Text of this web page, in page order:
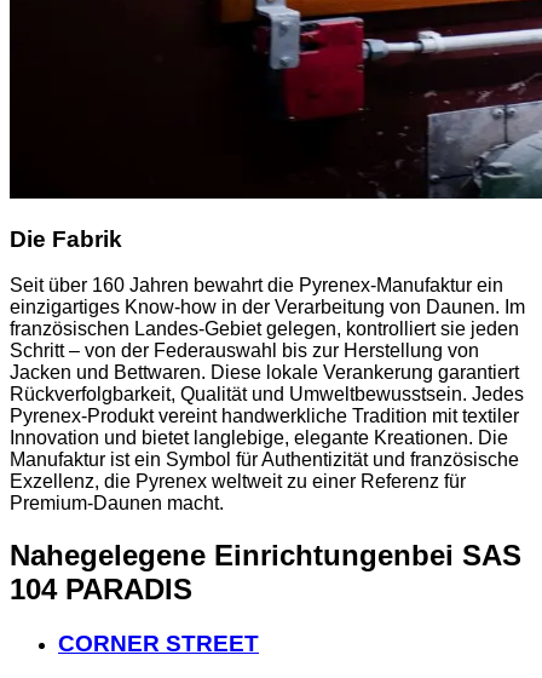
Die Fabrik
Seit über 160 Jahren bewahrt die Pyrenex-Manufaktur ein
einzigartiges Know-how in der Verarbeitung von Daunen. Im
französischen Landes-Gebiet gelegen, kontrolliert sie jeden
Schritt – von der Federauswahl bis zur Herstellung von
Jacken und Bettwaren. Diese lokale Verankerung garantiert
Rückverfolgbarkeit, Qualität und Umweltbewusstsein. Jedes
Pyrenex-Produkt vereint handwerkliche Tradition mit textiler
Innovation und bietet langlebige, elegante Kreationen. Die
Manufaktur ist ein Symbol für Authentizität und französische
Exzellenz, die Pyrenex weltweit zu einer Referenz für
Premium-Daunen macht.
Nahegelegene Einrichtungenbei SAS
104 PARADIS
CORNER STREET